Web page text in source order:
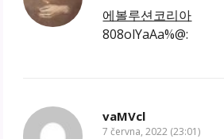
에볼루션코리아
808olYaAa%@:
vaMVcl
7 června, 2022 (23:01)